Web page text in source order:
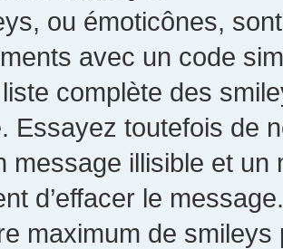
ou émoticônes,
avec un code
complète des
Essayez toutefois de
message illisible et
d’effacer le
maximum de smileys